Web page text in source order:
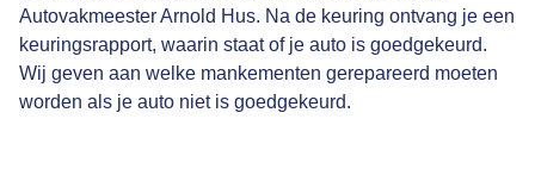
Autovakmeester Arnold Hus. Na de keuring ontvang je een
keuringsrapport, waarin staat of je auto is goedgekeurd.
Wij geven aan welke mankementen gerepareerd moeten
worden als je auto niet is goedgekeurd.